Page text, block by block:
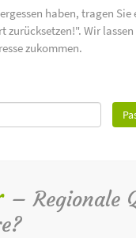
haben, tragen
zurücksetzen!". Wir
zukommen.
– Regionale